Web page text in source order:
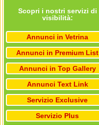
Scopri i nostri servizi di
visibilità:
Annunci in Vetrina
Annunci in Premium List
Annunci in Top Gallery
Annunci Text Link
Servizio Exclusive
Servizio Plus